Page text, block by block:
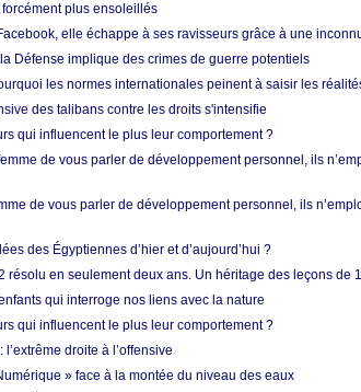
plus ensoleillés
elle échappe à ses ravisseurs grâce à une
Défense implique des crimes de guerre potentiels
les normes internationales peinent à saisir les
des talibans contre les droits s'intensifie
qui influencent le plus leur comportement ?
de vous parler de développement personnel, ils
de vous parler de développement personnel, ils
des Égyptiennes d’hier et d’aujourd’hui ?
résolu en seulement deux ans. Un héritage des leçons de
qui interroge nos liens avec la nature
qui influencent le plus leur comportement ?
droite à l’offensive
» face à la montée du niveau des eaux